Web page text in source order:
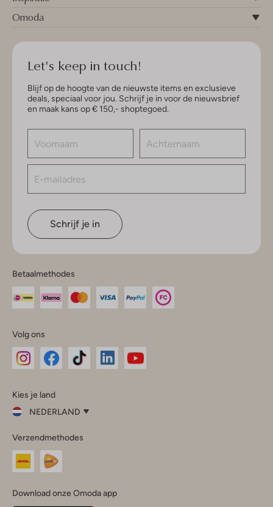
Omoda
Let's keep in touch!
Blijf op de hoogte van de nieuwste items en exclusieve
deals, speciaal voor jou. Schrijf je in voor de nieuwsbrief
en maak kans op € 150,- shoptegoed.
Schrijf je in
Betaalmethodes
Volg ons
InstagramFacebook
Kies je land
NEDERLAND
je
land
Nederland
Belgique(Français)
Verzendmethodes
Download onze Omoda app